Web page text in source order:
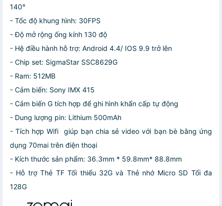
140°
- Tốc độ khung hình: 30FPS
- Độ mở rộng ống kính 130 độ
- Hệ điều hành hỗ trợ: Android 4.4/ IOS 9.9 trở lên
- Chip set: SigmaStar SSC8629G
- Ram: 512MB
- Cảm biến: Sony IMX 415
- Cảm biến G tích hợp để ghi hình khẩn cấp tự động
- Dung lượng pin: Lithium 500mAh
- Tích hợp Wifi giúp bạn chia sẻ video với bạn bè bằng ứng
dụng 70mai trên điện thoại
- Kích thước sản phẩm: 36.3mm * 59.8mm* 88.8mm
- Hỗ trợ Thẻ TF Tối thiểu 32G và Thẻ nhớ Micro SD Tối đa
128G